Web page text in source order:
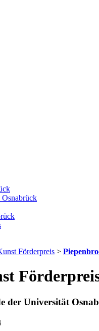
Förderpreis >
der Universität